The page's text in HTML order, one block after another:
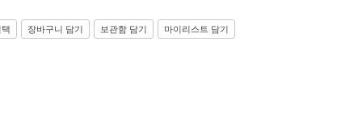
장바구니 담기 보관함 담기 마이리스트 담기